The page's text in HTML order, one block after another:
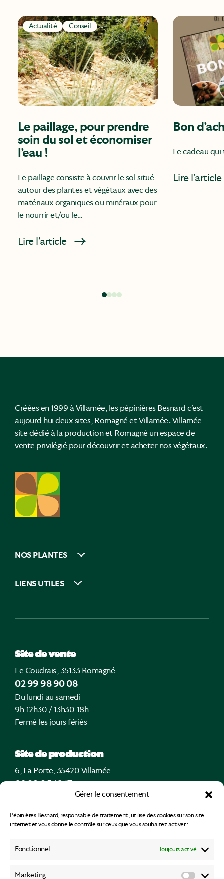
Gérer le consentement
Pépinières Besnard, responsable de traitement, utilise des cookies sur son site
internet et vous donne le contrôle sur ceux que vous souhaitez activer :
Fonctionnel Toujours activé
Marketing
Actualité Conseil
Le paillage, pour prendre
soin du sol et économiser
l’eau !
Le paillage consiste à couvrir le sol situé
autour des plantes et végétaux avec des
matériaux organiques ou minéraux pour
le nourrir et/ou le…
Lire l'article
Bon
Le cadeau
Lire l'article
Créées en 1999 à Villamée, les pépinières Besnard c’est
aujourd’hui deux sites, Romagné et Villamée. Villamée
site dédié à la production et Romagné un espace de
vente privilégié pour découvrir et acheter nos végétaux.
NOS PLANTES
LIENS UTILES
Site de vente
Le Coudrais, 35133 Romagné
02 99 98 90 08
Du lundi au samedi
9h-12h30 / 13h30-18h
Fermé les jours fériés
Site de production
6, La Porte, 35420 Villamée
02 99 95 16 17
Uniquement sur rendez-vous